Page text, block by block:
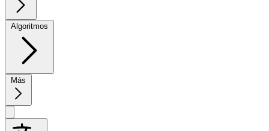
Algoritmos
Más